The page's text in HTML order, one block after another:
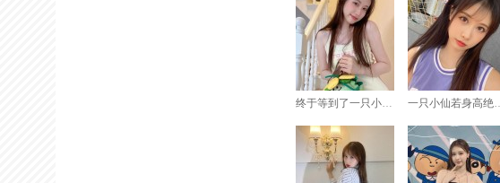
终于等到了一只小仙若真实年龄的高清美图套图 一只小仙若身高绝对